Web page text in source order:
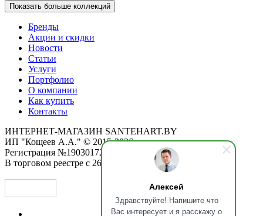
Алексей
Здравствуйте! Напишите что
Вас интересует и я расскажу о
Показать больше коллекций
Бренды
Акции и скидки
Новости
Статьи
Услуги
Портфолио
О компании
Как купить
Контакты
ИНТЕРНЕТ-МАГАЗИН SANTEHART.BY
ИП "Кощеев А.А." © 2015-2026
Регистрация №190301725 от 12.02.2015
В торговом реестре с 26.11.2019